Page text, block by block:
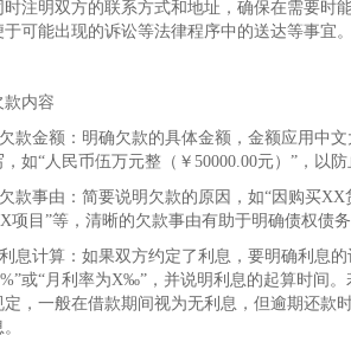
时注明双方的联系方式和地址，确保在需要时
于可能出现的诉讼等法律程序中的送达等事宜。
款内容
款金额：明确欠款的具体金额，金额应用中
，如“人民币伍万元整（￥50000.00元）”，以防
款事由：简要说明欠款的原因，如“因购买XX
项目”等，清晰的欠款事由有助于明确债权债务
息计算：如果双方约定了利息，要明确利息
或“月利率为X‰”，并说明利息的起算时间
定，一般在借款期间视为无利息，但逾期还款